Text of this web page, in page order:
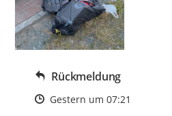
Rückmeldung
Zeitpunkt des Erstellens
Gestern um 07:21